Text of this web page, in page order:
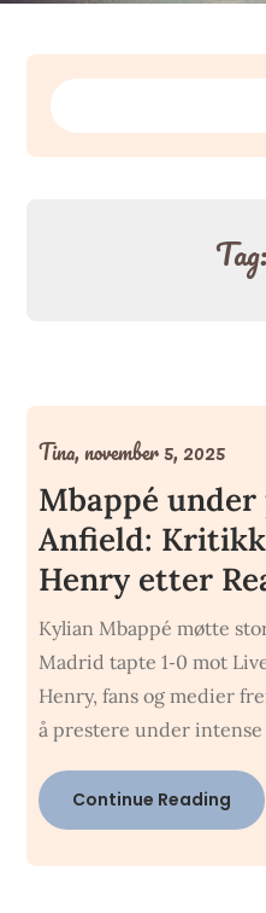
Zoeken
Tag:
Mbappé under
Anfield:
Henry etter
Tina,november 5, 2025
Kylian Mbappé møtte
Madrid tapte 1‑0 mot
Henry, fans og medier
å prestere under
Continue Reading